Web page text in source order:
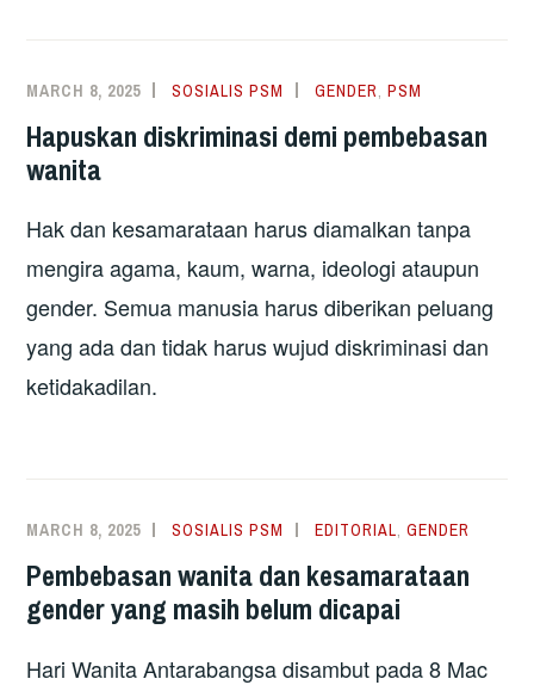
MARCH 8, 2025 SOSIALIS PSM GENDER,PSM
Hapuskan diskriminasi demi pembebasan
wanita
Hak dan kesamarataan harus diamalkan tanpa
mengira agama, kaum, warna, ideologi ataupun
gender. Semua manusia harus diberikan peluang
yang ada dan tidak harus wujud diskriminasi dan
ketidakadilan.
MARCH 8, 2025 SOSIALIS PSM EDITORIAL,GENDER
Pembebasan wanita dan kesamarataan
gender yang masih belum dicapai
Hari Wanita Antarabangsa disambut pada 8 Mac